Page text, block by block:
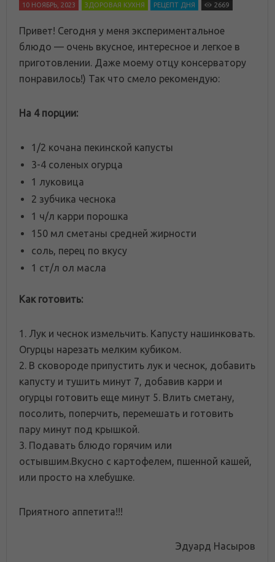
10 НОЯБРЬ, 2023 ЗДОРОВАЯ КУХНЯ РЕЦЕПТ ДНЯ 2669
Привет! Сегодня у меня экспериментальное
блюдо — очень вкусное, интересное и легкое в
приготовлении. Даже моему отцу консерватору
понравилось!) Так что смело рекомендую:
На 4 порции:
1/2 кочана пекинской капусты
3-4 соленых огурца
1 луковица
2 зубчика чеснока
1 ч/л карри порошка
150 мл сметаны средней жирности
соль, перец по вкусу
1 ст/л ол масла
Как готовить:
1. Лук и чеснок измельчить. Капусту нашинковать.
Огурцы нарезать мелким кубиком.
2. В сковороде припустить лук и чеснок, добавить
капусту и тушить минут 7, добавив карри и
огурцы готовить еще минут 5. Влить сметану,
посолить, поперчить, перемешать и готовить
пару минут под крышкой.
3. Подавать блюдо горячим или
остывшим.Вкусно с картофелем, пшенной кашей,
или просто на хлебушке.
Приятного аппетита!!!
Эдуард Насыров